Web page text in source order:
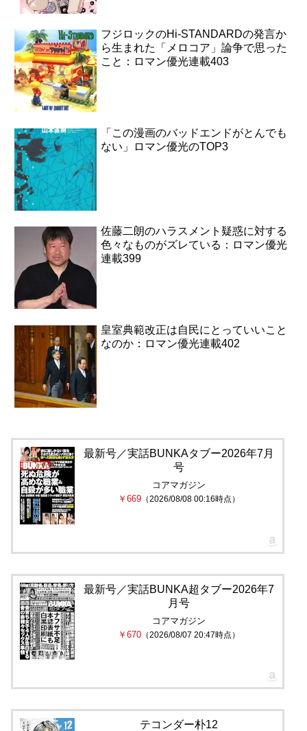
フジロックのHi-STANDARDの発言か
ら生まれた「メロコア」論争で思った
こと：ロマン優光連載403
「この漫画のバッドエンドがとんでも
ない」ロマン優光のTOP3
佐藤二朗のハラスメント疑惑に対する
色々なものがズレている：ロマン優光
連載399
皇室典範改正は自民にとっていいこと
なのか：ロマン優光連載402
最新号／実話BUNKAタブー2026年7月
号
コアマガジン
￥669 （2026/08/08 00:16時点）
最新号／実話BUNKA超タブー2026年7
月号
コアマガジン
￥670 （2026/08/07 20:47時点）
テコンダー朴12